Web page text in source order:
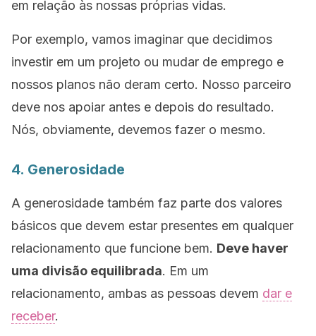
em relação às nossas próprias vidas.
Por exemplo, vamos imaginar que decidimos
investir em um projeto ou mudar de emprego e
nossos planos não deram certo. Nosso parceiro
deve nos apoiar antes e depois do resultado.
Nós, obviamente, devemos fazer o mesmo.
4. Generosidade
A generosidade também faz parte dos valores
básicos que devem estar presentes em qualquer
relacionamento que funcione bem. Deve haver
uma divisão equilibrada. Em um
relacionamento, ambas as pessoas devem dar e
receber.